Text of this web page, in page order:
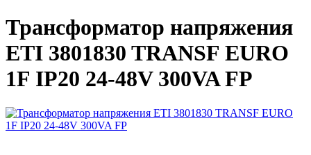
Трансформатор напряжения
ETI 3801830 TRANSF EURO
1F IP20 24-48V 300VA FP